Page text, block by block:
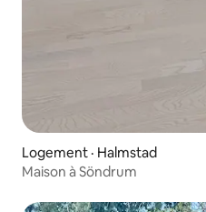
Logement · Halmstad
Maison à Söndrum